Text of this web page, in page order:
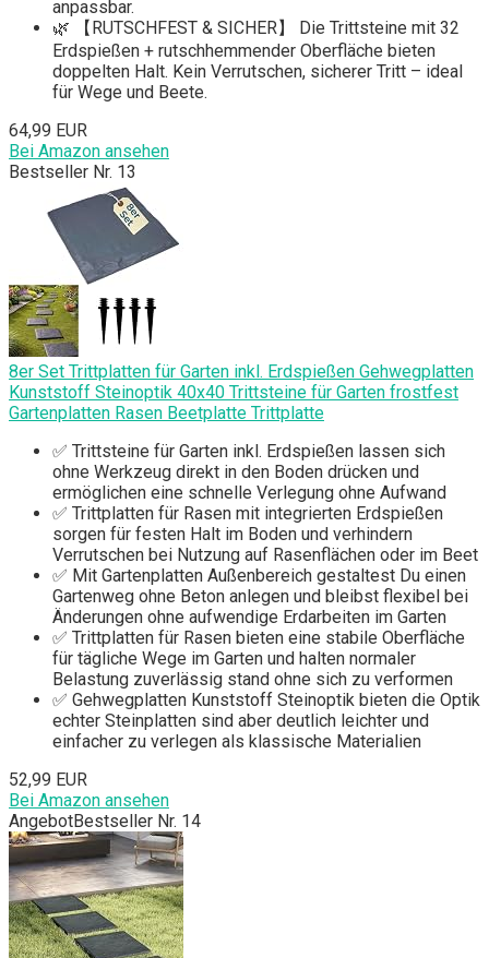
anpassbar.
🌿 【RUTSCHFEST & SICHER】 Die Trittsteine mit 32
Erdspießen + rutschhemmender Oberfläche bieten
doppelten Halt. Kein Verrutschen, sicherer Tritt – ideal
für Wege und Beete.
64,99 EUR
Bei Amazon ansehen
Bestseller Nr. 13
8er Set Trittplatten für Garten inkl. Erdspießen Gehwegplatten
Kunststoff Steinoptik 40x40 Trittsteine für Garten frostfest
Gartenplatten Rasen Beetplatte Trittplatte
✅ Trittsteine für Garten inkl. Erdspießen lassen sich
ohne Werkzeug direkt in den Boden drücken und
ermöglichen eine schnelle Verlegung ohne Aufwand
✅ Trittplatten für Rasen mit integrierten Erdspießen
sorgen für festen Halt im Boden und verhindern
Verrutschen bei Nutzung auf Rasenflächen oder im Beet
✅ Mit Gartenplatten Außenbereich gestaltest Du einen
Gartenweg ohne Beton anlegen und bleibst flexibel bei
Änderungen ohne aufwendige Erdarbeiten im Garten
✅ Trittplatten für Rasen bieten eine stabile Oberfläche
für tägliche Wege im Garten und halten normaler
Belastung zuverlässig stand ohne sich zu verformen
✅ Gehwegplatten Kunststoff Steinoptik bieten die Optik
echter Steinplatten sind aber deutlich leichter und
einfacher zu verlegen als klassische Materialien
52,99 EUR
Bei Amazon ansehen
AngebotBestseller Nr. 14